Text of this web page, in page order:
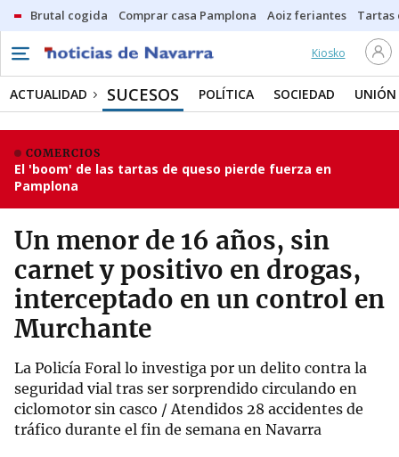
Brutal cogida Comprar casa Pamplona Aoiz feriantes Tartas
Kiosko
ACTUALIDAD SUCESOS POLÍTICA SOCIEDAD UNIÓN
COMERCIOS
El 'boom' de las tartas de queso pierde fuerza en
Pamplona
Un menor de 16 años, sin
carnet y positivo en drogas,
interceptado en un control en
Murchante
La Policía Foral lo investiga por un delito contra la
seguridad vial tras ser sorprendido circulando en
ciclomotor sin casco / Atendidos 28 accidentes de
tráfico durante el fin de semana en Navarra